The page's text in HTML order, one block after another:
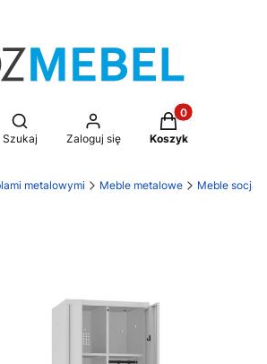
Otwórz wyszukiwarkę
Szukaj Zaloguj się
Produkty w
Koszyk
metalowymi Meble metalowe Meble